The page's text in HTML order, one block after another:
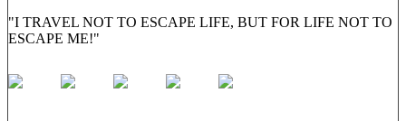
"I TRAVEL NOT TO ESCAPE LIFE, BUT FOR LIFE NOT TO
ESCAPE ME!"